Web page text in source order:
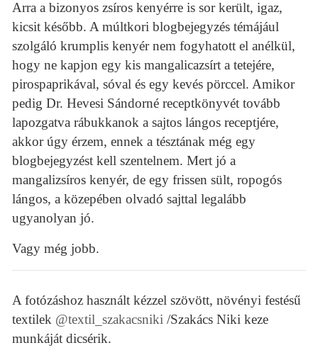
Arra a bizonyos zsíros kenyérre is sor került, igaz,
kicsit később. A múltkori blogbejegyzés témájául
szolgáló krumplis kenyér nem fogyhatott el anélkül,
hogy ne kapjon egy kis mangalicazsírt a tetejére,
pirospaprikával, sóval és egy kevés pörccel. Amikor
pedig Dr. Hevesi Sándorné receptkönyvét tovább
lapozgatva rábukkanok a sajtos lángos receptjére,
akkor úgy érzem, ennek a tésztának még egy
blogbejegyzést kell szentelnem. Mert jó a
mangalizsíros kenyér, de egy frissen sült, ropogós
lángos, a közepében olvadó sajttal legalább
ugyanolyan jó.
Vagy még jobb.
A fotózáshoz használt kézzel szövött, növényi festésű
textilek @textil_szakacsniki/Szakács Niki keze
munkáját dicsérik.